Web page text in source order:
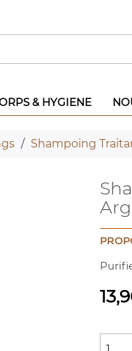
& HYGIENE
Shampoing